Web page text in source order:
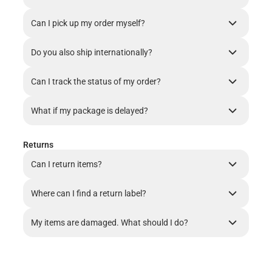
Can I pick up my order myself?
Do you also ship internationally?
Can I track the status of my order?
What if my package is delayed?
Returns
Can I return items?
Where can I find a return label?
My items are damaged. What should I do?